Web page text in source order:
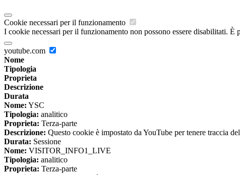
Cookie necessari per il funzionamento
I cookie necessari per il funzionamento non possono essere disabilitati.
youtube.com
Nome
Tipologia
Proprieta
Descrizione
Durata
Nome: YSC
Tipologia: analitico
Proprieta: Terza-parte
Descrizione: Questo cookie è impostato da YouTube per tenere traccia
Durata: Sessione
Nome: VISITOR_INFO1_LIVE
Tipologia: analitico
Proprieta: Terza-parte